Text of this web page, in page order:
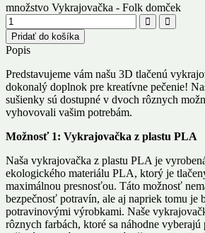
množstvo Vykrajovačka - Folk domček
Pridať do košíka
Popis
Predstavujeme vám našu 3D tlačenú
dokonalý doplnok pre kreatívne pečenie!
sušienky sú dostupné v dvoch rôznych
vyhovovali vašim potrebám.
Možnosť 1: Vykrajovačka z plastu PLA
Naša vykrajovačka z plastu PLA je
ekologického materiálu PLA, ktorý je
maximálnou presnosťou. Táto možnosť
bezpečnosť potravín, ale aj napriek tomu je
potravinovými výrobkami. Naše
rôznych farbách, ktoré sa náhodne